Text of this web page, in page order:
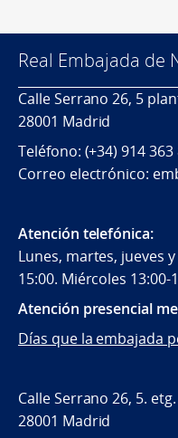
Real Embajada de
Calle Serrano 26, 5
28001 Madrid
Teléfono: (+34) 914 363
Correo electrónico:
Atención telefónica:
Lunes, martes, jueves
15:00. Miércoles 13:00-
Atención presencial
Días que la embajada
Calle Serrano 26, 5. etg.
28001 Madrid